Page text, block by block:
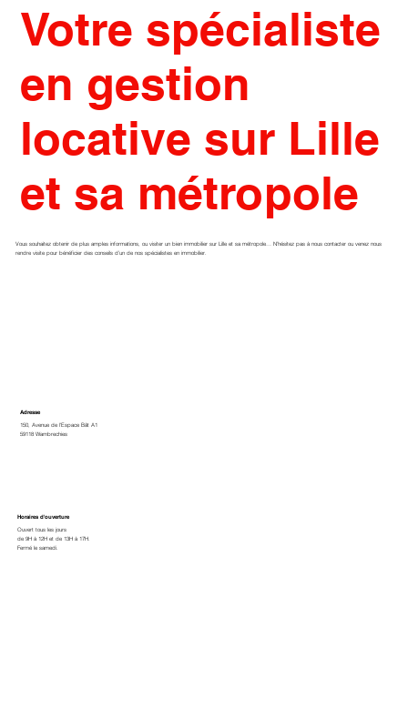
Votre spécialiste
en gestion
locative sur Lille
et sa métropole
Vous souhaitez obtenir de plus amples informations, ou visiter un bien immobilier sur Lille et sa métropole… N’hésitez pas à nous contacter ou venez nous
rendre visite pour bénéficier des conseils d’un de nos spécialistes en immobilier.
Adresse
150, Avenue de l'Espace Bât A1
59118 Wambrechies
Horaires d'ouverture
Ouvert tous les jours
de 9H à 12H et de 13H à 17H.
Fermé le samedi.